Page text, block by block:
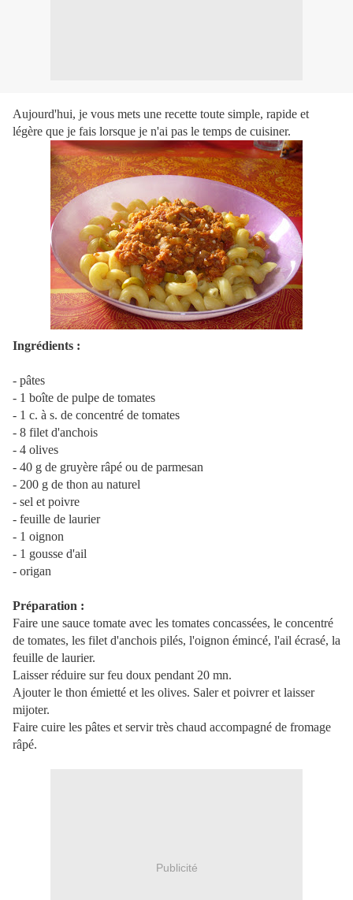
Aujourd'hui, je vous mets une recette toute simple, rapide et
légère que je fais lorsque je n'ai pas le temps de cuisiner.
Ingrédients :
- pâtes
- 1 boîte de pulpe de tomates
- 1 c. à s. de concentré de tomates
- 8 filet d'anchois
- 4 olives
- 40 g de gruyère râpé ou de parmesan
- 200 g de thon au naturel
- sel et poivre
- feuille de laurier
- 1 oignon
- 1 gousse d'ail
- origan
Préparation :
Faire une sauce tomate avec les tomates concassées, le concentré
de tomates, les filet d'anchois pilés, l'oignon émincé, l'ail écrasé, la
feuille de laurier.
Laisser réduire sur feu doux pendant 20 mn.
Ajouter le thon émietté et les olives. Saler et poivrer et laisser
mijoter.
Faire cuire les pâtes et servir très chaud accompagné de fromage
râpé.
Publicité